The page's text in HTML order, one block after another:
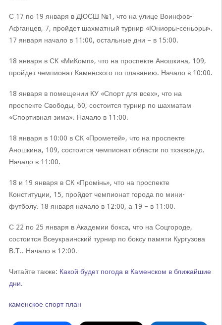
С 17 по 19 января в ДЮСШ №1, что на улице Воинфов-
Афганцев, 7, пройдет шахматный турнир «Юниоры-сеньоры».
17 января начало в 11:00, остальные дни – в 15:00.
18 января в СК «МиКомп», что на проспекте Аношкина, 109,
пройдет чемпионат Каменского по плаванию. Начало в 10:00.
18 января в помещении КУ «Спорт для всех», что на
проспекте Свободы, 60, состоится турнир по шахматам
«Спортивная зима». Начало в 11:00.
18 января в 10:00 в СК «Прометей», что на проспекте
Аношкина, 109, состоится чемпионат области по тхэквондо.
Начало в 11:00.
18 и 19 января в СК «Промінь», что на проспекте
Конституции, 15, пройдет чемпионат города по мини-
футболу. 18 января начало в 12:00, а 19 – в 11:00.
С 22 по 25 января в Академии бокса, что на Соцгороде,
состоится Всеукраинский турнир по боксу памяти Кургузова
В.Т.. Начало в 12:00.
Читайте также: Какой будет погода в Каменском в ближайшие
дни.
каменское спорт план